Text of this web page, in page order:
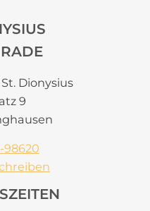
Dionysius
9
98620